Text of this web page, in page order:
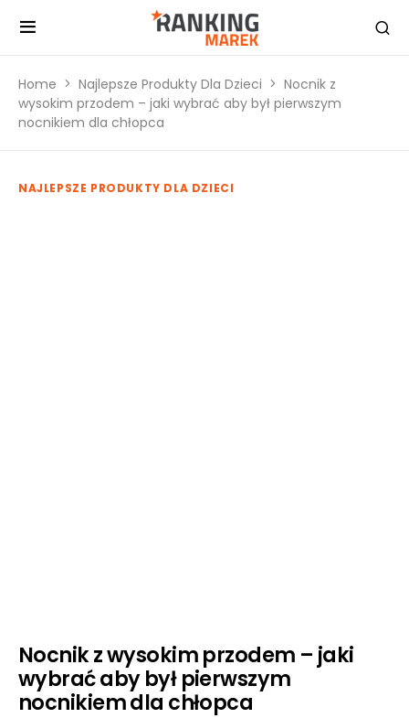
Home Najlepsze Produkty Dla Dzieci
Nocnik z
wysokim przodem – jaki wybrać aby był pierwszym
nocnikiem dla chłopca
NAJLEPSZE PRODUKTY DLA DZIECI
Nocnik z wysokim przodem – jaki
wybrać aby był pierwszym
nocnikiem dla chłopca